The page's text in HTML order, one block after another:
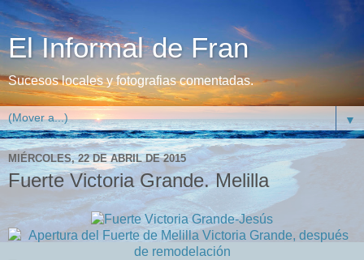
El Informal de Fran
Sucesos locales y fotografias comentadas.
▼
MIÉRCOLES, 22 DE ABRIL DE 2015
Fuerte Victoria Grande. Melilla